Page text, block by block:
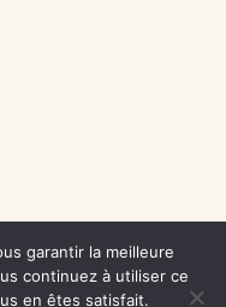
garantir la meilleure
continuez à utiliser ce
en êtes satisfait.